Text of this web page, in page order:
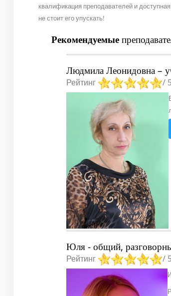
квалификация преподавателей и
не стоит его упускать!
Рекомендуемые
Людмила Леонидовна –
Рейтинг /
Юля - общий,
Рейтинг /